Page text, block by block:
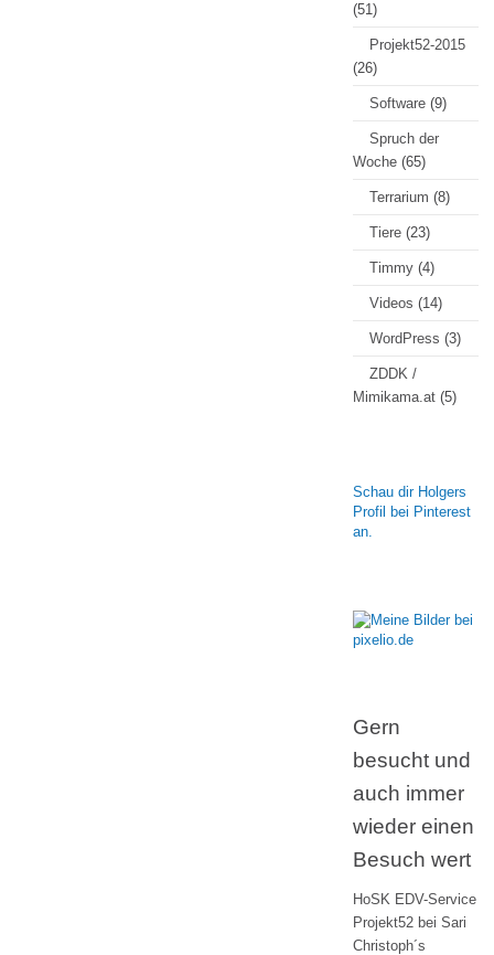
(51)
Projekt52-2015
(26)
Software (9)
Spruch der
Woche (65)
Terrarium (8)
Tiere (23)
Timmy (4)
Videos (14)
WordPress (3)
ZDDK /
Mimikama.at (5)
Schau dir Holgers
Profil bei Pinterest
an.
Gern
besucht und
auch immer
wieder einen
Besuch wert
HoSK EDV-Service
Projekt52 bei Sari
Christoph´s